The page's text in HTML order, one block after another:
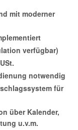
mit moderner
verfügbar)
notwendig
für
über Kalender,
u.v.m.